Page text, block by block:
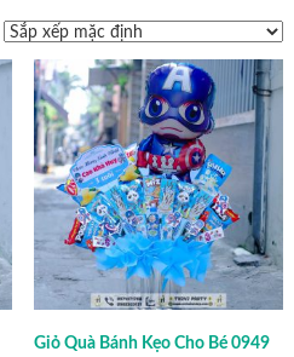
Giỏ Quà Bánh Kẹo Cho Bé 0949